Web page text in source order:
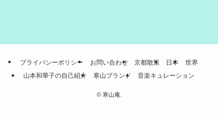
プライバシーポリシー お問い合わせ 京都散策 日本
世界
山本和華子の自己紹介
寒山ブランド 音楽キュレーション
©寒山庵.